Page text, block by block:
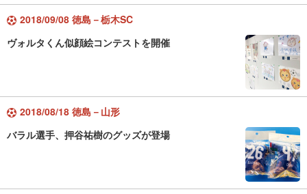
2018/09/08 徳島－栃木SC
ヴォルタくん似顔絵コンテストを開催
2018/08/18 徳島－山形
バラル選手、押谷祐樹のグッズが登場